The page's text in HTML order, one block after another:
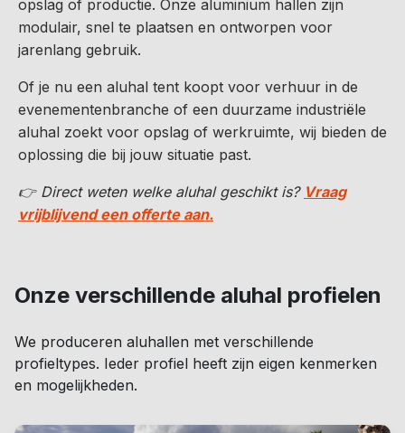
opslag of productie. Onze aluminium hallen zijn
modulair, snel te plaatsen en ontworpen voor
jarenlang gebruik.
Of je nu een aluhal tent koopt voor verhuur in de
evenementenbranche of een duurzame industriële
aluhal zoekt voor opslag of werkruimte, wij bieden de
oplossing die bij jouw situatie past.
👉 Direct weten welke aluhal geschikt is? Vraag
vrijblijvend een offerte aan.
Onze verschillende aluhal profielen
We produceren aluhallen met verschillende
profieltypes. Ieder profiel heeft zijn eigen kenmerken
en mogelijkheden.